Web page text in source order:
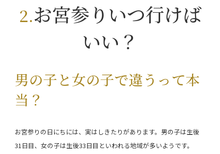
お宮参りいつ行けば
いい？
男の子と女の子で違うって本
当？
お宮参りの日にちには、実はしきたりがあります。男の子は生後
31日目、女の子は生後33日目といわれる地域が多いようです。